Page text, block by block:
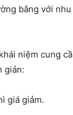
bằng với
niệm cung
giản:
giá giảm.